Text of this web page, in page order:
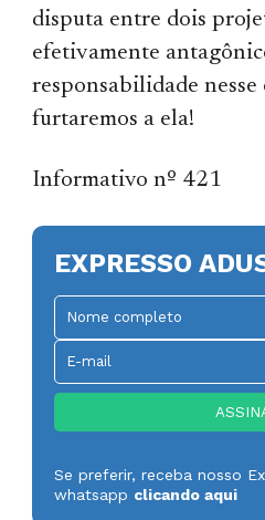
disputa entre dois
efetivamente
responsabilidade nesse
furtaremos a ela!
Informativo nº 421
EXPRESSO
Se preferir, receba nosso
whatsapp clicando aqui